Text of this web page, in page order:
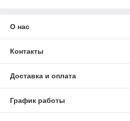
О нас
Контакты
Доставка и оплата
График работы